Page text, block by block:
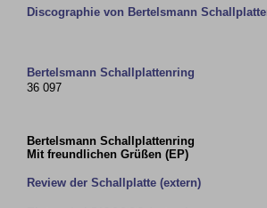
Discographie von Bertelsmann
Bertelsmann Schallplattenring
36 097
Bertelsmann Schallplattenring
Mit freundlichen Grüßen (EP)
Review der Schallplatte (extern)